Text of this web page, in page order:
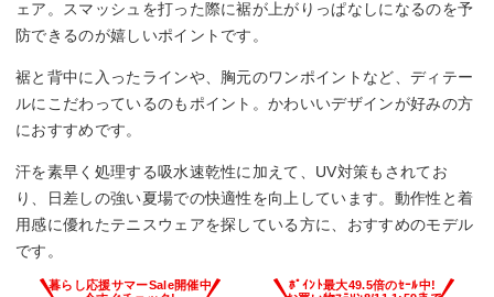
ェア。スマッシュを打った際に裾が上がりっぱなしになるのを予
防できるのが嬉しいポイントです。
裾と背中に入ったラインや、胸元のワンポイントなど、ディテー
ルにこだわっているのもポイント。かわいいデザインが好みの方
におすすめです。
汗を素早く処理する吸水速乾性に加えて、UV対策もされてお
り、日差しの強い夏場での快適性を向上しています。動作性と着
用感に優れたテニスウェアを探している方に、おすすめのモデル
です。